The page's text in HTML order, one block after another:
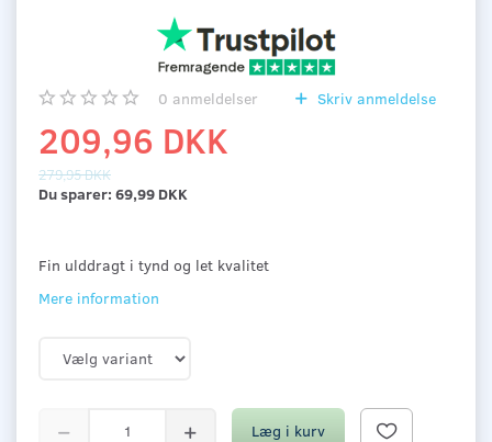
0 anmeldelser Skriv anmeldelse
209,96 DKK
279,95 DKK
Du sparer: 69,99 DKK
Fin ulddragt i tynd og let kvalitet
Mere information
Læg i kurv